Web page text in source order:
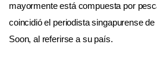
mayormente está compuesta por
coincidió el periodista singapurense
Soon, al referirse a su país.